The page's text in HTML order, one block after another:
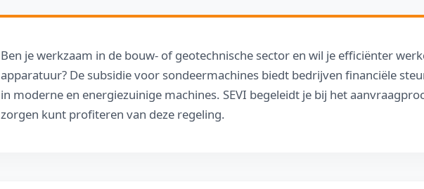
Ben je werkzaam in de bouw- of geotechnische sector en wil je efficiënter
apparatuur? De subsidie voor sondeermachines biedt bedrijven financiële
in moderne en energiezuinige machines. SEVI begeleidt je bij het
zorgen kunt profiteren van deze regeling.